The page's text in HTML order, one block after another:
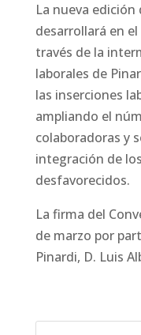
La nueva
desarrollará en
través de la
laborales de
las inserciones
ampliando el
colaboradoras y
integración de
desfavorecidos.
La firma del
de marzo por
Pinardi, D. Luis